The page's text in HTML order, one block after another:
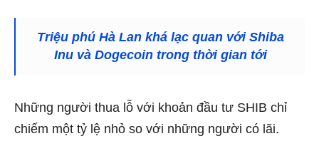
Triệu phú Hà Lan khá lạc quan với Shiba
Inu và Dogecoin trong thời gian tới
Những người thua lỗ với khoản đầu tư SHIB chỉ
chiếm một tỷ lệ nhỏ so với những người có lãi.